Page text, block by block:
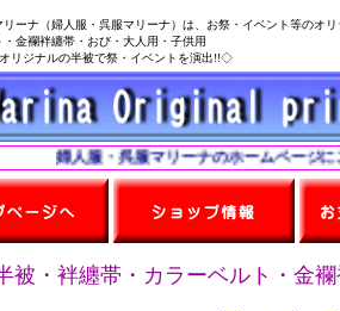
リーナ（婦人服・呉服マリーナ）は、お祭・イベント等のオ
金襴袢纏帯・おび・大人用・子供用
リジナルの半被で祭・イベントを演出!!◇
婦人服・呉服マリーナのホームページに
被・袢纏帯・カラーベルト・金